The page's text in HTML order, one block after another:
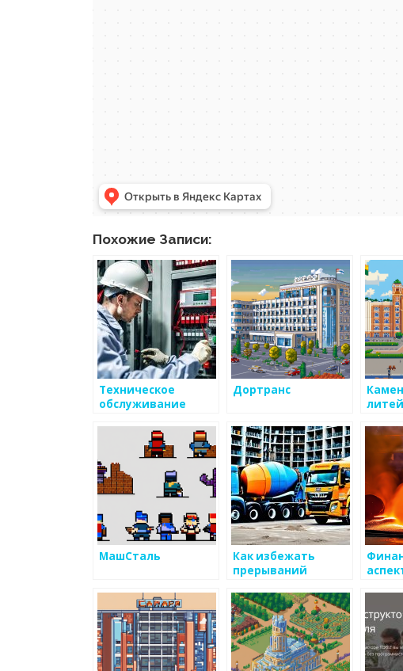
Похожие Записи:
Техническое
обслуживание
пожарной
сигнализации АПС
и СОУЭ в Москве и
РФ, цена
Дортранс
МашСталь
Как избежать
прерываний
процесса
металлических
изделий